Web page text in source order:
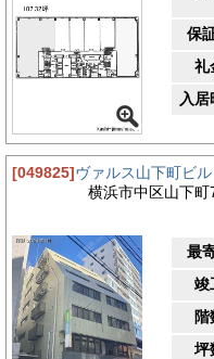
保
礼
入居
[049825]ヴァルス山下町ビル
横浜市中区山下町
最
竣
階
坪